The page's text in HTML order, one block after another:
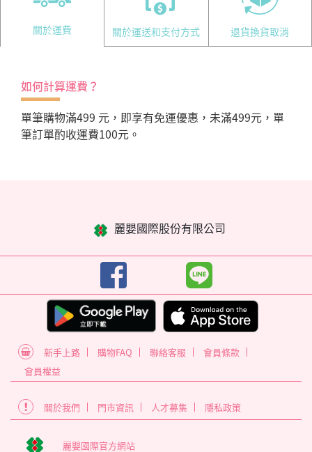
關於運費 關於運送和支付方式 退貨換貨取消
如何計算運費？
單筆購物滿499 元，即享有免運優惠，未滿499元，單
筆訂單酌收運費100元。
麗嬰國際股份有限公司
新手上路 購物FAQ 聯絡客服
會員條款
會員權益
關於我們 門市資訊 人才募集 隱私政策
麗嬰國際官方網站